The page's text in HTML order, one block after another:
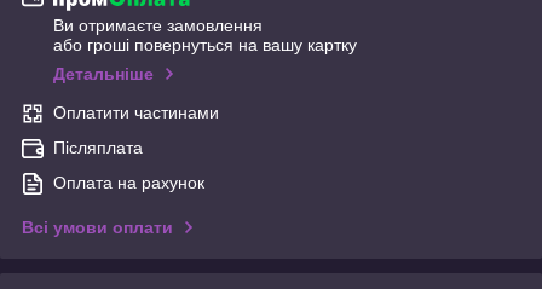
Ви отримаєте замовлення
або гроші повернуться на вашу картку
Детальніше
Оплатити частинами
Післяплата
Оплата на рахунок
Всі умови оплати